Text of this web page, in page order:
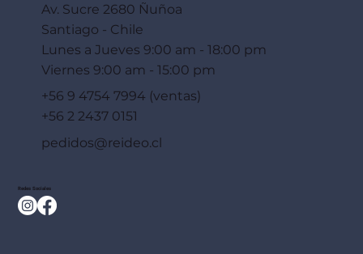
Av. Sucre 2680 Ñuñoa
Santiago - Chile
Lunes a Jueves 9:00 am - 18:00 pm
Viernes 9:00 am - 15:00 pm
+56 9 4754 7994 (ventas)
+56 2 2437 0151
pedidos@reideo.cl
Redes Sociales